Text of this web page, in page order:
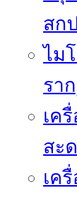
สก
ไม
รา
เค
สะ
เค